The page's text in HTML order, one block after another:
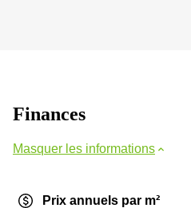
Finances
Masquer les informations
Prix annuels par m²